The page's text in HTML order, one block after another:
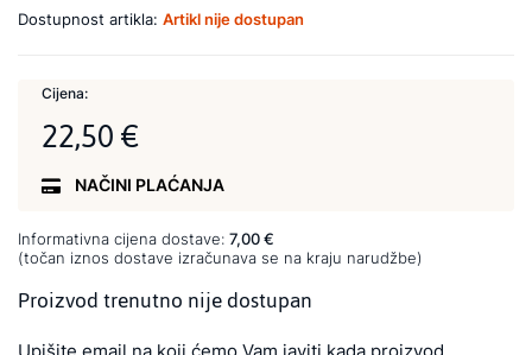
Dostupnost artikla: Artikl nije dostupan
Cijena:
22,50 €
NAČINI PLAĆANJA
Informativna cijena dostave: 7,00 €
(točan iznos dostave izračunava se na kraju narudžbe)
Proizvod trenutno nije dostupan